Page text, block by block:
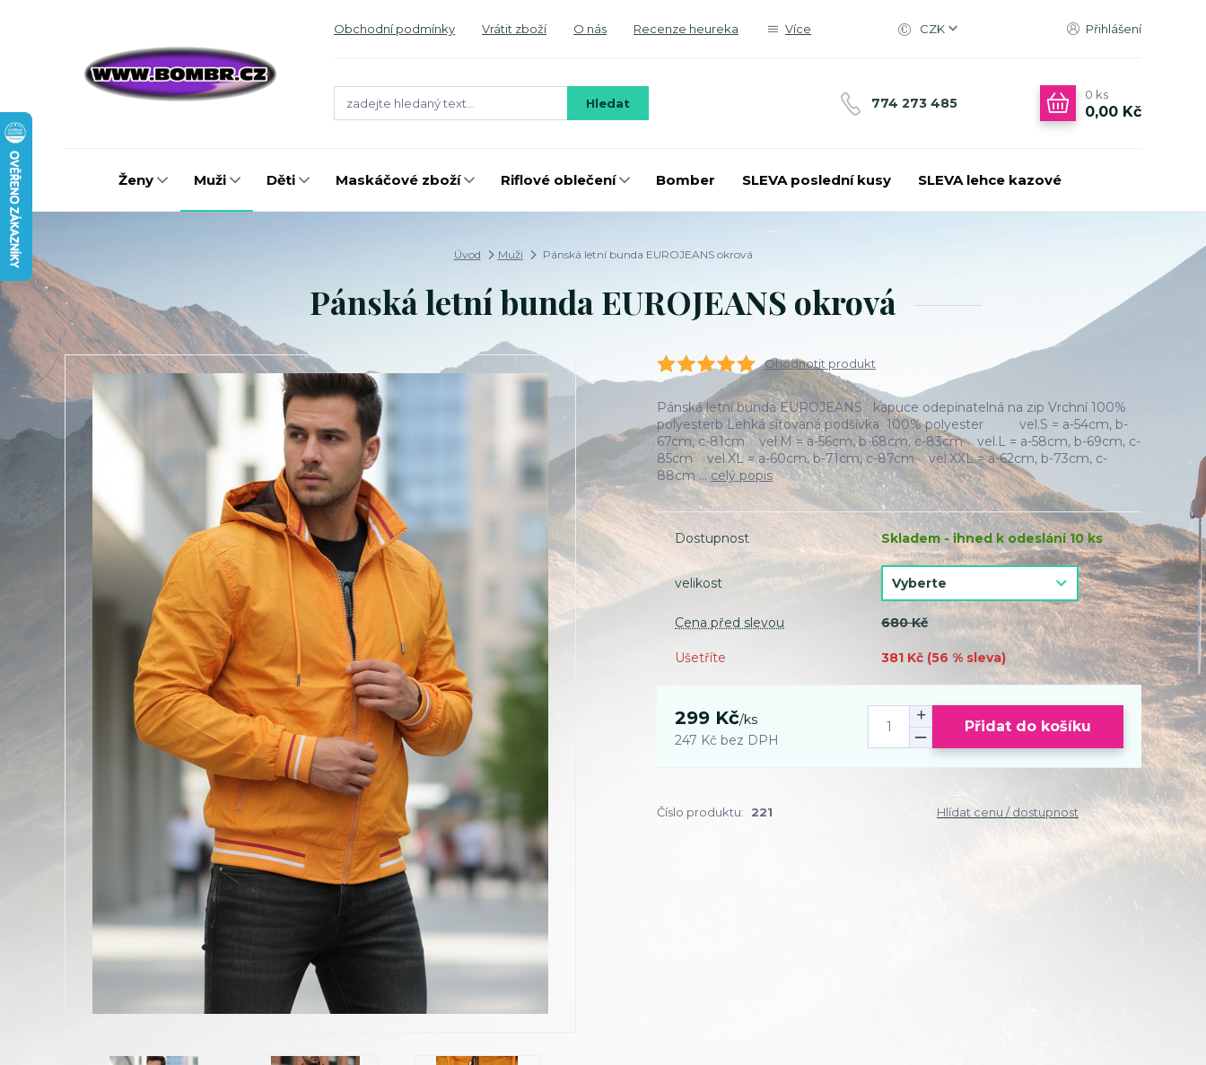
Obchodní podmínky Vrátit zboží O nás Recenze heureka Více CZK Přihlášení
Hledat 774 273 485
0 ks
0,00 Kč
Ženy Muži Děti Maskáčové zboží Riflové oblečení Bomber SLEVA poslední kusy SLEVA lehce kazové
Úvod Muži Pánská letní bunda EUROJEANS okrová
Pánská letní bunda EUROJEANS okrová
Ohodnotit produkt
Pánská letní bunda EUROJEANS kapuce odepínatelná na zip Vrchní 100%
polyesterb Lehká síťovaná podšívka 100% polyester vel.S = a-54cm, b-
67cm, c-81cm vel.M = a-56cm, b-68cm, c-83cm vel.L = a-58cm, b-69cm, c-
85cm vel.XL = a-60cm, b-71cm, c-87cm vel.XXL = a-62cm, b-73cm, c-
88cm ... celý popis
Dostupnost Skladem - ihned k odeslání 10 ks
velikost
Cena před slevou 680 Kč
Ušetříte 381 Kč (56 % sleva)
299 Kč/ks
247 Kč bez DPH
Přidat do košíku
Číslo produktu: 221 Hlídat cenu / dostupnost